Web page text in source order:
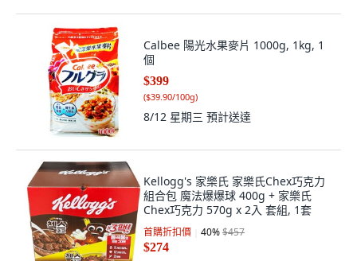
Calbee 陽光水果麥片 1000g, 1kg, 1
個
$399
($39.90/100g)
8/12 星期三 預計送達
Kellogg's 家樂氏 家樂氏Chex巧克力
組合包 魔法爆爆球 400g + 家樂氏
Chex巧克力 570g x 2入 套組, 1套
首購折扣價 40%$457
$274